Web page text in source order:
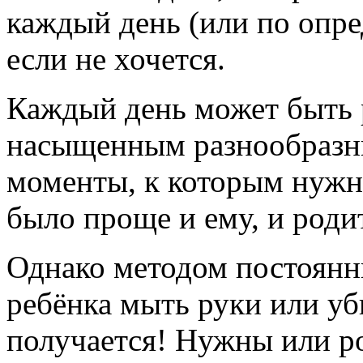
каждый день (или по
если не хочется.
Каждый день может быть
насыщенным
моменты, к которым
было проще и ему, и
Однако методом
ребёнка мыть руки или
получается! Нужны или